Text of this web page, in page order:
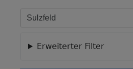
Erweiterter Filter